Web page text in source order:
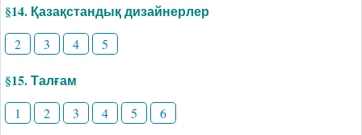
§14. Қазақстандық дизайнерлер
2 3 4 5
§15. Талғам
1 2 3 4 5 6